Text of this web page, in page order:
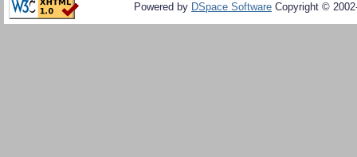
Powered by DSpace Software Copyright ©